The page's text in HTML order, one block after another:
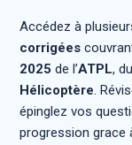
Accédez à
corrigées
2025 de l’ATPL,
Hélicoptère.
épinglez vos
progression grace